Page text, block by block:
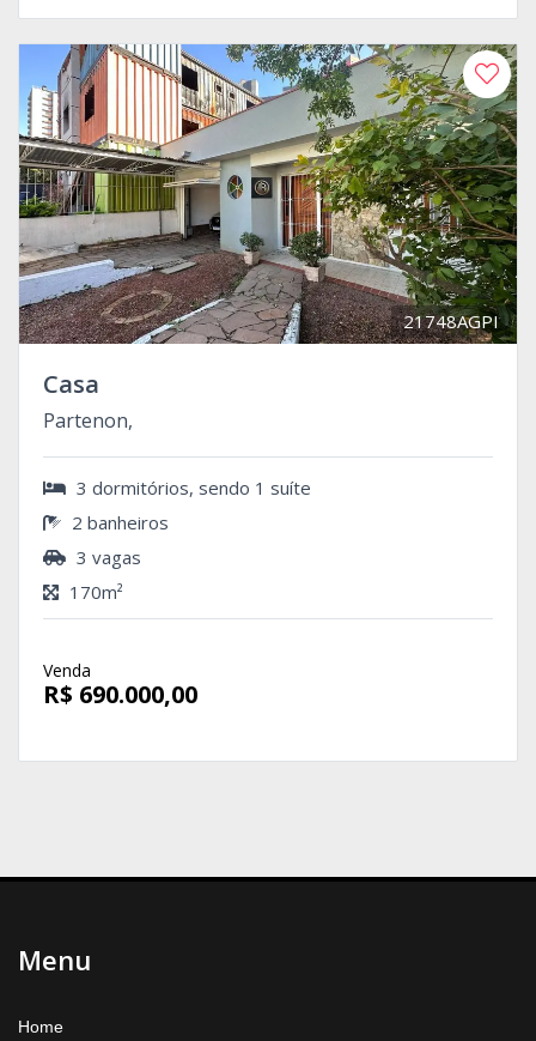
21748AGPI
Casa
Partenon,
3 dormitórios, sendo 1 suíte
2 banheiros
3 vagas
170m²
Venda
R$ 690.000,00
Menu
Home